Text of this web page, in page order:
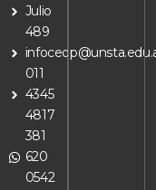
Julio
489
011
4345
4817
381
620
0542